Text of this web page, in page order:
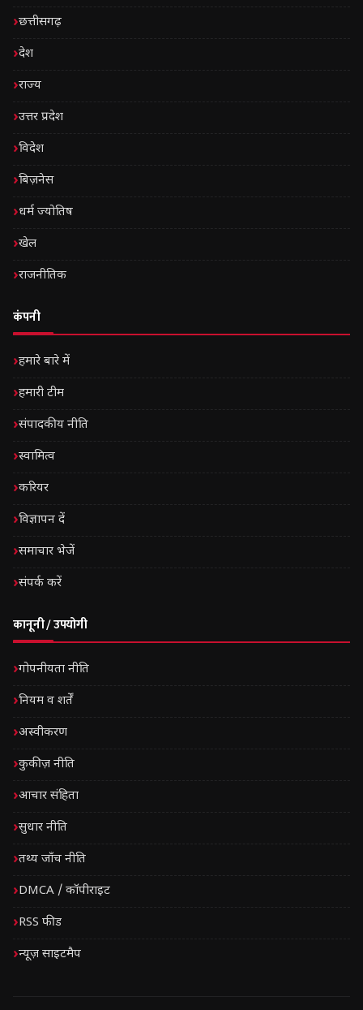
छत्तीसगढ़
देश
राज्य
उत्तर प्रदेश
विदेश
बिज़नेस
धर्म ज्योतिष
खेल
राजनीतिक
कंपनी
हमारे बारे में
हमारी टीम
संपादकीय नीति
स्वामित्व
करियर
विज्ञापन दें
समाचार भेजें
संपर्क करें
कानूनी / उपयोगी
गोपनीयता नीति
नियम व शर्तें
अस्वीकरण
कुकीज़ नीति
आचार संहिता
सुधार नीति
तथ्य जाँच नीति
DMCA / कॉपीराइट
RSS फीड
न्यूज़ साइटमैप